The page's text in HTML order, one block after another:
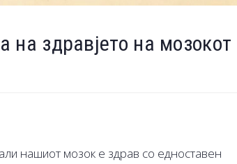
на здравјето на мозокот
нашиот мозок е здрав со едноставен